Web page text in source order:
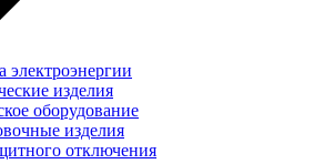
электроэнергии
изделия
оборудование
изделия
отключения